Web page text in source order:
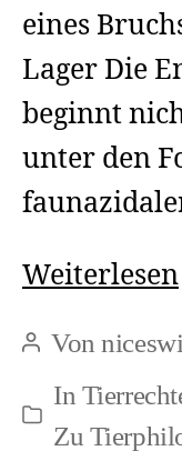
eines
Lager Die
beginnt
unter den
Weiterlesen
Beitragsautor
Von
Kategorien
In
Zu